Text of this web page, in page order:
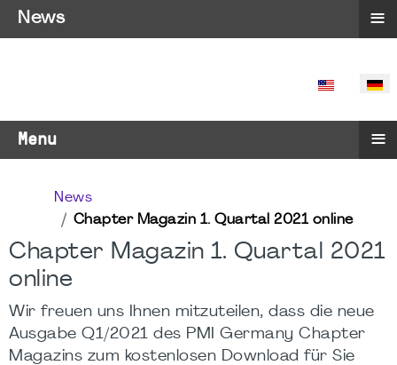
SPRACHE
Menu ≡
News
Chapter Magazin 1. Quartal 2021 online
Chapter Magazin 1. Quartal 2021
online
Wir freuen uns Ihnen mitzuteilen, dass die neue
Ausgabe Q1/2021 des PMI Germany Chapter
Magazins zum kostenlosen Download für Sie
News ≡